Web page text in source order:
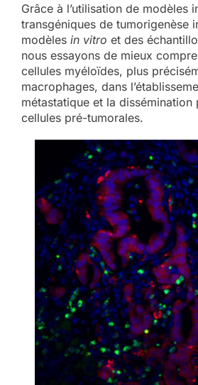
Grâce à l’utilisation de modèles
transgéniques de tumorigenèse
modèlesin vitro et des
nous essayons de mieux
cellules myéloïdes, plus
macrophages, dans
métastatique et la dissémination
cellules pré-tumorales.